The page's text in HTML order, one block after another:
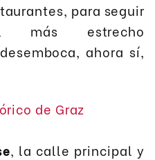
para seguir
más estrecho
ahora sí,
, la calle principal y